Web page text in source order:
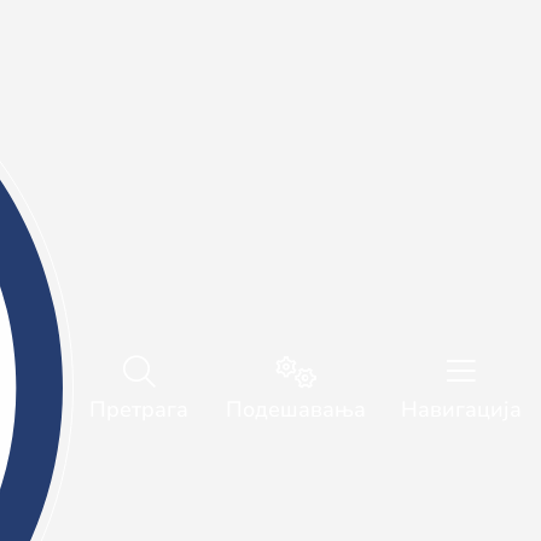
студија остварио најмање 240 ЕСПБ бодова.
језика и књижевности полажу диференцијалне
Општа и компаративна књижевност,
и фонологија, Морфологија, Синтакса,